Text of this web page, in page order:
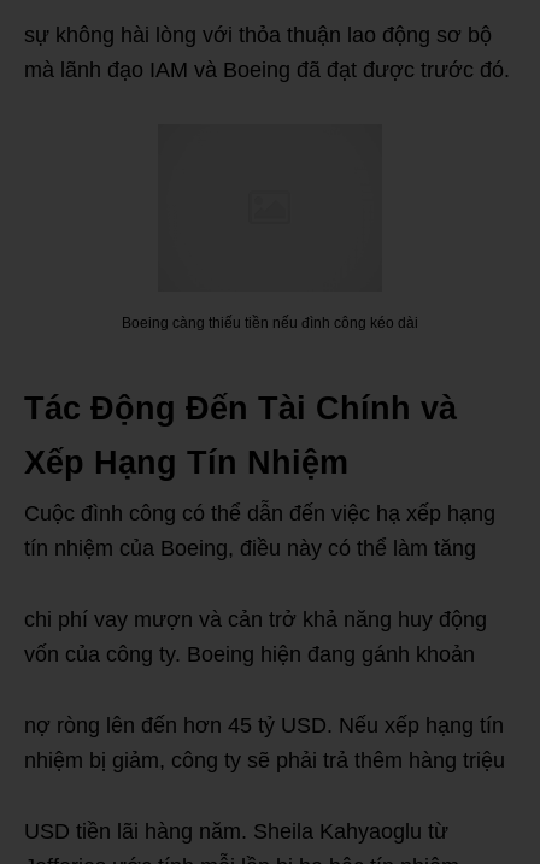
sự không hài lòng với thỏa thuận lao động sơ bộ
mà lãnh đạo IAM và Boeing đã đạt được trước đó.
Boeing càng thiếu tiền nếu đình công kéo dài
Tác Động Đến Tài Chính và
Xếp Hạng Tín Nhiệm
Cuộc đình công có thể dẫn đến việc hạ xếp hạng
tín nhiệm của Boeing, điều này có thể làm tăng
chi phí vay mượn và cản trở khả năng huy động
vốn của công ty. Boeing hiện đang gánh khoản
nợ ròng lên đến hơn 45 tỷ USD. Nếu xếp hạng tín
nhiệm bị giảm, công ty sẽ phải trả thêm hàng triệu
USD tiền lãi hàng năm. Sheila Kahyaoglu từ